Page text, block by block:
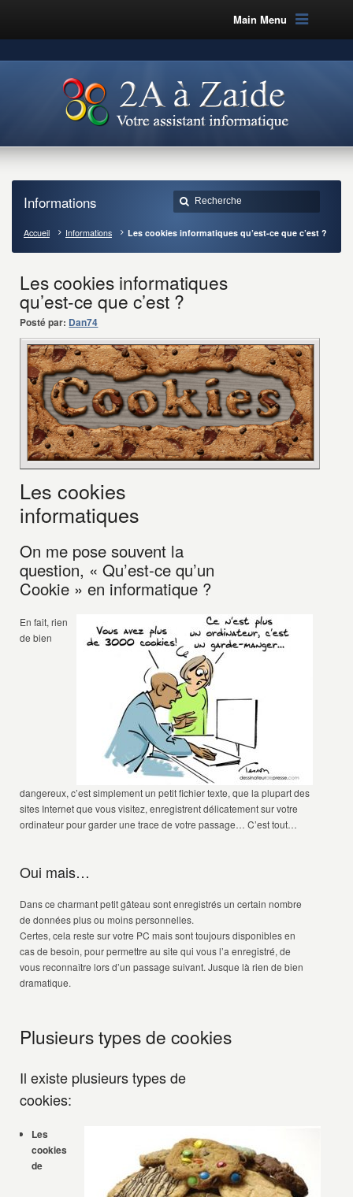
Main Menu
Informations
Accueil Informations Les cookies informatiques qu’est-ce que c’est ?
Les cookies informatiques
qu’est-ce que c’est ?
Posté par: Dan74
Les cookies
informatiques
On me pose souvent la
question, « Qu’est-ce qu’un
Cookie » en informatique ?
En fait, rien
de bien
dangereux, c’est simplement un petit fichier texte, que la plupart des
sites Internet que vous visitez, enregistrent délicatement sur votre
ordinateur pour garder une trace de votre passage… C’est tout…
Oui mais…
Dans ce charmant petit gâteau sont enregistrés un certain nombre
de données plus ou moins personnelles.
Certes, cela reste sur votre PC mais sont toujours disponibles en
cas de besoin, pour permettre au site qui vous l’a enregistré, de
vous reconnaître lors d’un passage suivant.Jusque là rien de bien
dramatique.
Plusieurs types de cookies
Il existe plusieurs types de
cookies:
Les
cookies
de